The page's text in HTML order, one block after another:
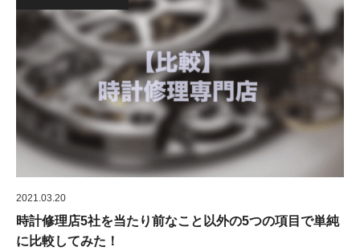
2021.03.20
時計修理店5社を当たり前なこと以外の5つの項目で単純
に比較してみた！